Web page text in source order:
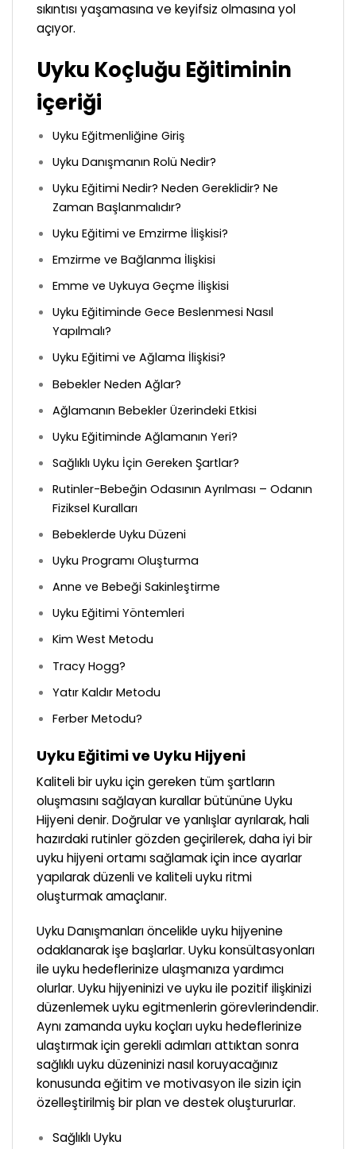
sıkıntısı yaşamasına ve keyifsiz olmasına yol
açıyor.
Uyku Koçluğu Eğitiminin
içeriği
Uyku Eğitmenliğine Giriş
Uyku Danışmanın Rolü Nedir?
Uyku Eğitimi Nedir? Neden Gereklidir? Ne
Zaman Başlanmalıdır?
Uyku Eğitimi ve Emzirme İlişkisi?
Emzirme ve Bağlanma İlişkisi
Emme ve Uykuya Geçme İlişkisi
Uyku Eğitiminde Gece Beslenmesi Nasıl
Yapılmalı?
Uyku Eğitimi ve Ağlama İlişkisi?
Bebekler Neden Ağlar?
Ağlamanın Bebekler Üzerindeki Etkisi
Uyku Eğitiminde Ağlamanın Yeri?
Sağlıklı Uyku İçin Gereken Şartlar?
Rutinler-Bebeğin Odasının Ayrılması – Odanın
Fiziksel Kuralları
Bebeklerde Uyku Düzeni
Uyku Programı Oluşturma
Anne ve Bebeği Sakinleştirme
Uyku Eğitimi Yöntemleri
Kim West Metodu
Tracy Hogg?
Yatır Kaldır Metodu
Ferber Metodu?
Uyku Eğitimi ve Uyku Hijyeni
Kaliteli bir uyku için gereken tüm şartların
oluşmasını sağlayan kurallar bütününe Uyku
Hijyeni denir. Doğrular ve yanlışlar ayrılarak, hali
hazırdaki rutinler gözden geçirilerek, daha iyi bir
uyku hijyeni ortamı sağlamak için ince ayarlar
yapılarak düzenli ve kaliteli uyku ritmi
oluşturmak amaçlanır.
Uyku Danışmanları öncelikle uyku hijyenine
odaklanarak işe başlarlar. Uyku konsültasyonları
ile uyku hedeflerinize ulaşmanıza yardımcı
olurlar. Uyku hijyeninizi ve uyku ile pozitif ilişkinizi
düzenlemek uyku egitmenlerin görevlerindendir.
Aynı zamanda uyku koçları uyku hedeflerinize
ulaştırmak için gerekli adımları attıktan sonra
sağlıklı uyku düzeninizi nasıl koruyacağınız
konusunda eğitim ve motivasyon ile sizin için
özelleştirilmiş bir plan ve destek oluştururlar.
Sağlıklı Uyku